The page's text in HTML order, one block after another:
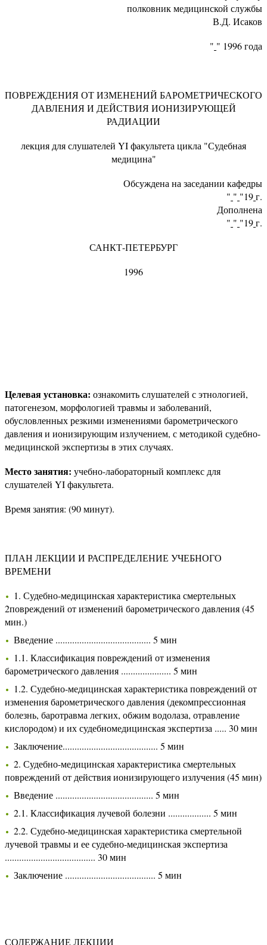
полковник медицинской службы
В.Д. Исаков
" " 1996 года
ПОВРЕЖДЕНИЯ ОТ ИЗМЕНЕНИЙ БАРОМЕТРИЧЕСКОГО
ДАВЛЕНИЯ И ДЕЙСТВИЯ ИОНИЗИРУЮЩЕЙ
РАДИАЦИИ
лекция для слушателей YI факультета цикла "Судебная
медицина"
Обсуждена на заседании кафедры
" " "19г.
Дополнена
" " "19г.
САНКТ-ПЕТЕРБУРГ
1996
Целевая установка: ознакомить слушателей с этнологией,
патогенезом, морфологией травмы и заболеваний,
обусловленных резкими изменениями барометрического
давления и ионизирующим излучением, с методикой судебно-
медицинской экспертизы в этих случаях.
Место занятия: учебно-лабораторный комплекс для
слушателей YI факультета.
Время занятия: (90 минут).
ПЛАН ЛЕКЦИИ И РАСПРЕДЕЛЕНИЕ УЧЕБНОГО
ВРЕМЕНИ
1. Судебно-медицинская характеристика смертельных
2повреждений от изменений барометрического давления (45
мин.)
Введение ........................................ 5 мин
1.1. Классификация повреждений от изменения
барометрического давления ..................... 5 мин
1.2. Судебно-медицинская характеристика повреждений от
изменения барометрического давления (декомпрессионная
болезнь, баротравма легких, обжим водолаза, отравление
кислородом) и их судебномедицинская экспертиза ..... 30 мин
Заключение........................................ 5 мин
2. Судебно-медицинская характеристика смертельных
повреждений от действия ионизирующего излучения (45 мин)
Введение ......................................... 5 мин
2.1. Классификация лучевой болезни .................. 5 мин
2.2. Судебно-медицинская характеристика смертельной
лучевой травмы и ее судебно-медицинская экспертиза
...................................... 30 мин
Заключение ...................................... 5 мин
СОДЕРЖАНИЕ ЛЕКЦИИ